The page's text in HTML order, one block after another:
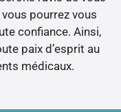
pourrez vous
confiance. Ainsi,
paix d’esprit au
médicaux.